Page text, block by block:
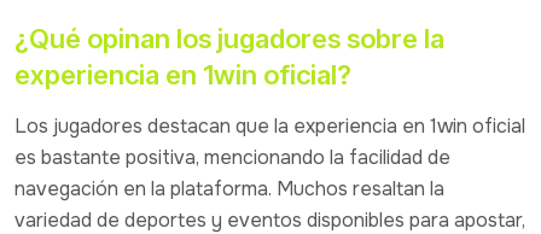
¿Qué opinan los jugadores sobre la
experiencia en 1win oficial?
Los jugadores destacan que la experiencia en 1win oficial
es bastante positiva, mencionando la facilidad de
navegación en la plataforma. Muchos resaltan la
variedad de deportes y eventos disponibles para apostar,